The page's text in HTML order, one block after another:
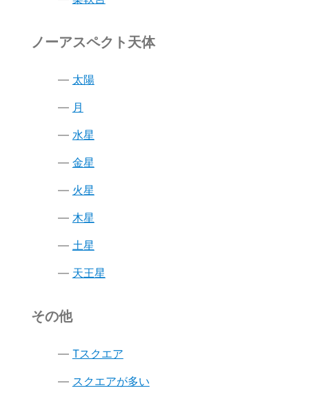
ノーアスペクト天体
太陽
月
水星
金星
火星
木星
土星
天王星
その他
Tスクエア
スクエアが多い